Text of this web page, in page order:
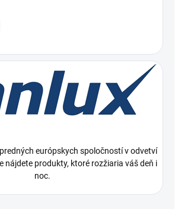
európskych spoločností v odvetví
nájdete produkty, ktoré rozžiaria váš deň i
noc.